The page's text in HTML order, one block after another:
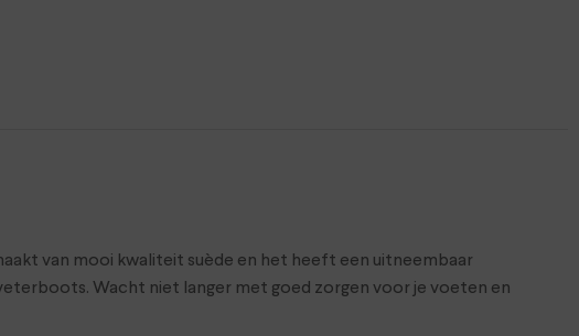
van mooi kwaliteit suède en het heeft een uitneembaar
Wacht niet langer met goed zorgen voor je voeten en